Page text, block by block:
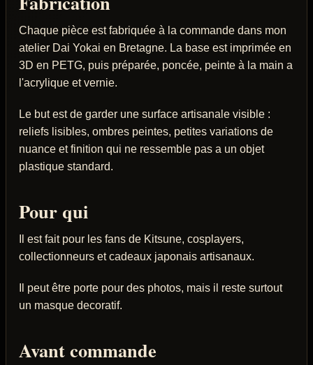
Chaque pièce est fabriquée à la commande dans mon
atelier Dai Yokai en Bretagne. La base est imprimée en
3D en PETG, puis préparée, poncée, peinte à la main a
l'acrylique et vernie.
Le but est de garder une surface artisanale visible :
reliefs lisibles, ombres peintes, petites variations de
nuance et finition qui ne ressemble pas a un objet
plastique standard.
Pour qui
Il est fait pour les fans de Kitsune, cosplayers,
collectionneurs et cadeaux japonais artisanaux.
Il peut être porte pour des photos, mais il reste surtout
un masque decoratif.
Avant commande